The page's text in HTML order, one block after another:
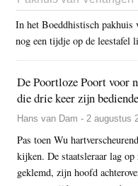
In het Boeddhistisch pakhuis
nog een tijdje op de leestafel
De Poortloze Poort voor
die drie keer zijn
Hans van Dam - 2 augustus
Pas toen Wu
kijken. De staatsleraar lag
geklemd, zijn hoofd